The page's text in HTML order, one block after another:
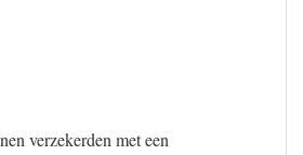
verzekerden met een